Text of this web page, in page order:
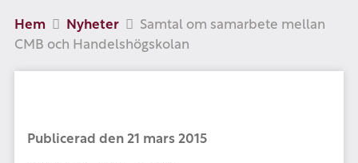
Hem Nyheter
Samtal om samarbete mellan
CMB och Handelshögskolan
Publicerad den 21 mars 2015